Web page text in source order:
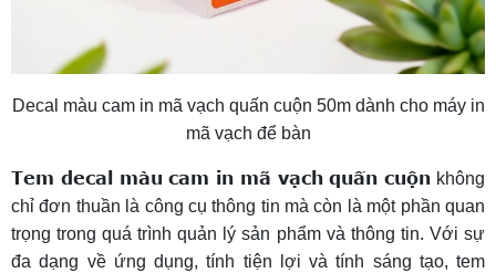
Decal màu cam in mã vạch quấn cuộn 50m dành cho máy in
mã vạch để bàn
Tem decal màu cam in mã vạch quấn cuộn không
chỉ đơn thuần là công cụ thông tin mà còn là một phần quan
trọng trong quá trình quản lý sản phẩm và thông tin. Với sự
đa dạng về ứng dụng, tính tiện lợi và tính sáng tạo, tem